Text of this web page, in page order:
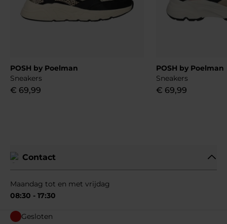
POSH by Poelman
Sneakers
€ 69,99
POSH by Poelman
Sneakers
€ 69,99
Contact
Maandag tot en met vrijdag
08:30 - 17:30
Gesloten